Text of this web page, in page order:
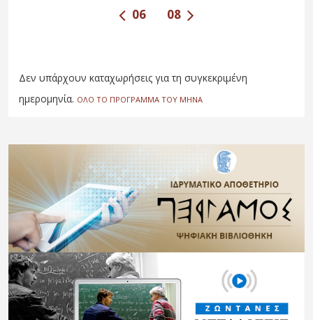
08
06
Δεν υπάρχουν καταχωρήσεις για τη συγκεκριμένη
ημερομηνία. ΟΛΟ ΤΟ ΠΡΟΓΡΑΜΜΑ ΤΟΥ ΜΗΝΑ